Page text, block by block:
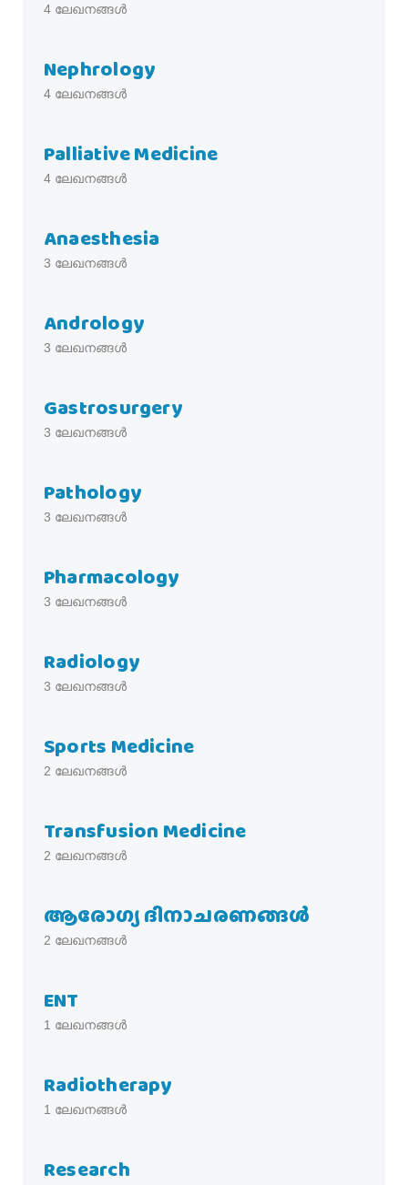
4 ലേഖനങ്ങൾ
Nephrology
4 ലേഖനങ്ങൾ
Palliative Medicine
4 ലേഖനങ്ങൾ
Anaesthesia
3 ലേഖനങ്ങൾ
Andrology
3 ലേഖനങ്ങൾ
Gastrosurgery
3 ലേഖനങ്ങൾ
Pathology
3 ലേഖനങ്ങൾ
Pharmacology
3 ലേഖനങ്ങൾ
Radiology
3 ലേഖനങ്ങൾ
Sports Medicine
2 ലേഖനങ്ങൾ
Transfusion Medicine
2 ലേഖനങ്ങൾ
ആരോഗ്യ ദിനാചരണങ്ങള്‍
2 ലേഖനങ്ങൾ
ENT
1 ലേഖനങ്ങൾ
Radiotherapy
1 ലേഖനങ്ങൾ
Research